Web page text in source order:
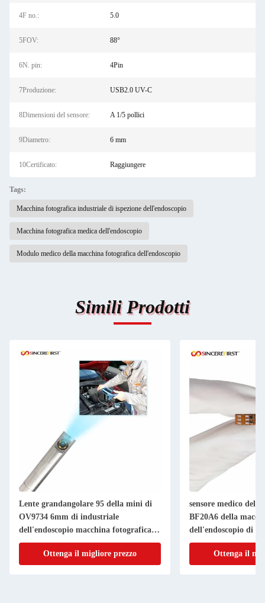
4F no.: 5.0
5FOV: 88°
6N. pin: 4Pin
7Produzione: USB2.0 UV-C
8Dimensioni del sensore: A 1/5 pollici
9Diametro: 6 mm
10Certificato: Raggiungere
Tags:
Macchina fotografica industriale di ispezione dell'endoscopio
Macchina fotografica medica dell'endoscopio
Modulo medico della macchina fotografica dell'endoscopio
Simili Prodotti
Lente grandangolare 95 della mini di
OV9734 6mm di industriale
dell'endoscopio macchina fotografica di
ispezione
Ottenga il migliore prezzo
sensore medico del
BF20A6 della
dell'endoscopio di
Ottenga il